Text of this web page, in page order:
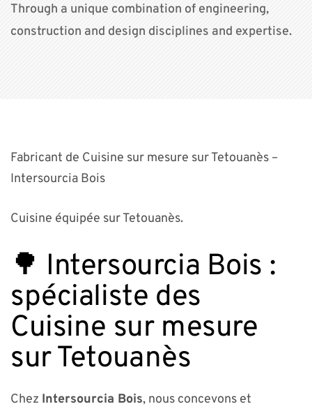
Through a unique combination of engineering,
construction and design disciplines and expertise.
Fabricant de Cuisine sur mesure sur Tetouanès –
Intersourcia Bois
Cuisine équipée sur Tetouanès.
🌳 Intersourcia Bois :
spécialiste des
Cuisine sur mesure
sur Tetouanès
Chez Intersourcia Bois, nous concevons et